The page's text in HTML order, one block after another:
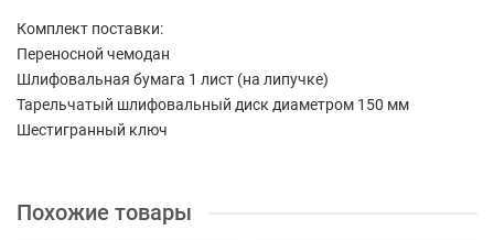
Комплект поставки:
Переносной чемодан
Шлифовальная бумага 1 лист (на липучке)
Тарельчатый шлифовальный диск диаметром 150 мм
Шестигранный ключ
Похожие товары